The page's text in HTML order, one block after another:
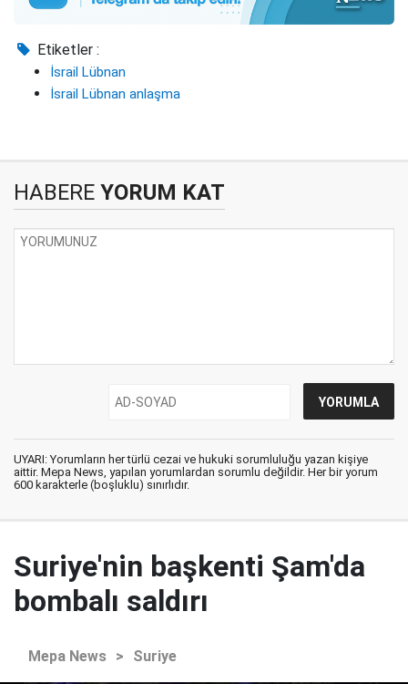
Etiketler :
İsrail Lübnan
İsrail Lübnan anlaşma
HABERE YORUM KAT
UYARI: Yorumların her türlü cezai ve hukuki sorumluluğu yazan kişiye
aittir. Mepa News, yapılan yorumlardan sorumlu değildir. Her bir yorum
600 karakterle (boşluklu) sınırlıdır.
Suriye'nin başkenti Şam'da
bombalı saldırı
Mepa News > Suriye